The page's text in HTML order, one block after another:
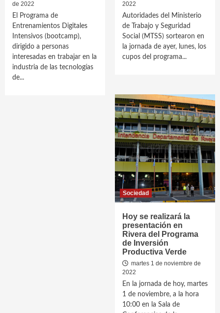
de 2022
El Programa de
Entrenamientos Digitales
Intensivos (bootcamp),
dirigido a personas
interesadas en trabajar en la
industria de las tecnologías
de...
2022
Autoridades del Ministerio
de Trabajo y Seguridad
Social (MTSS) sortearon en
la jornada de ayer, lunes, los
cupos del programa...
Sociedad
Hoy se realizará la
presentación en
Rivera del Programa
de Inversión
Productiva Verde
martes 1 de noviembre de
2022
En la jornada de hoy, martes
1 de noviembre, a la hora
10:00 en la Sala de